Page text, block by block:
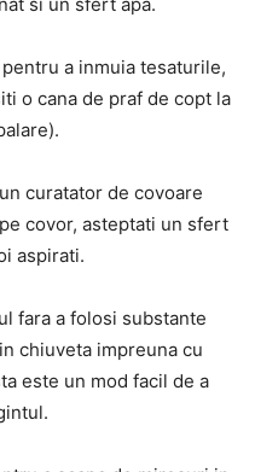
a inmuia tesaturile,
o cana de praf de copt la
curatator de covoare
covor, asteptati un sfert
aspirati.
fara a folosi substante
chiuveta impreuna cu
este un mod facil de a